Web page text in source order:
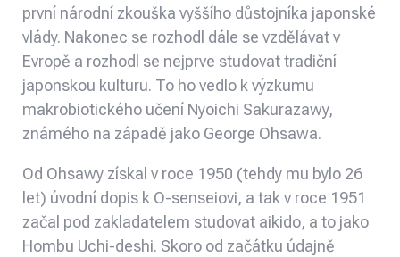
první národní zkouška vyššího důstojníka japonské
vlády. Nakonec se rozhodl dále se vzdělávat v
Evropě a rozhodl se nejprve studovat tradiční
japonskou kulturu. To ho vedlo k výzkumu
makrobiotického učení Nyoichi Sakurazawy,
známého na západě jako George Ohsawa.
Od Ohsawy získal v roce 1950 (tehdy mu bylo 26
let) úvodní dopis k O-senseiovi, a tak v roce 1951
začal pod zakladatelem studovat aikido, a to jako
Hombu Uchi-deshi. Skoro od začátku údajně